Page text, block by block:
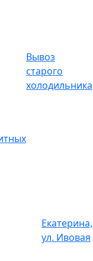
Вывоз
старого
холодильника
Екатерина,
ул. Ивовая